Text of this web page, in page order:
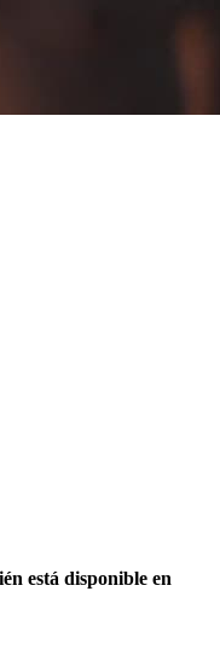
está disponible en